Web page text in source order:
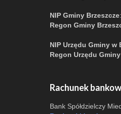
NIP Gminy Brzeszcze
Regon Gminy
NIP Urzędu Gminy w
Regon Urzędu
Rachunek
Bank Spółdzielczy